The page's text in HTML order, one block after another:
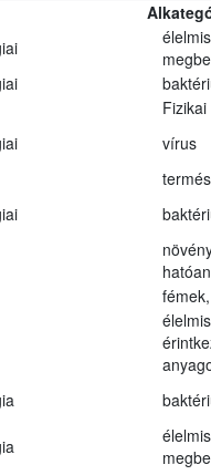
Fizikai
vírus